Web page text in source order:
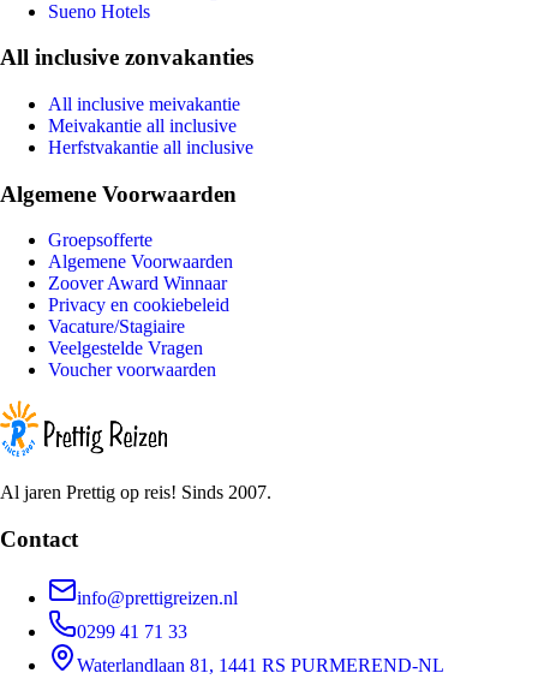
Sueno Hotels
All inclusive zonvakanties
All inclusive meivakantie
Meivakantie all inclusive
Herfstvakantie all inclusive
Algemene Voorwaarden
Groepsofferte
Algemene Voorwaarden
Zoover Award Winnaar
Privacy en cookiebeleid
Vacature/Stagiaire
Veelgestelde Vragen
Voucher voorwaarden
Al jaren Prettig op reis! Sinds 2007.
Contact
info@prettigreizen.nl
0299 41 71 33
Waterlandlaan 81, 1441 RS PURMEREND-NL